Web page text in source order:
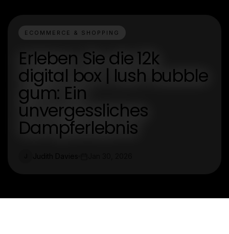
ECOMMERCE & SHOPPING
Erleben Sie die 12k
digital box | lush bubble
gum: Ein
unvergessliches
Dampferlebnis